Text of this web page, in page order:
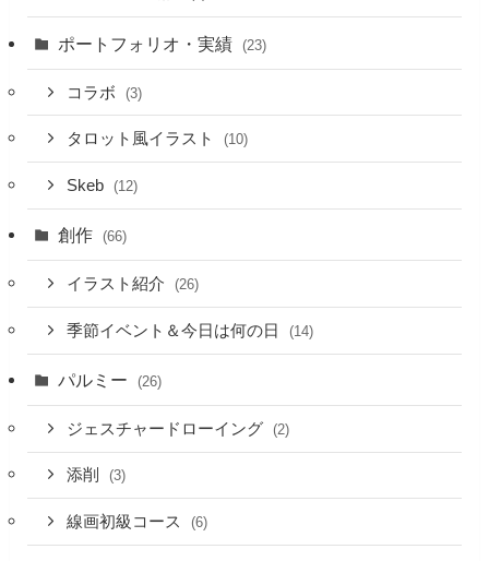
ポートフォリオ・実績 (23)
コラボ (3)
タロット風イラスト (10)
Skeb (12)
創作 (66)
イラスト紹介 (26)
季節イベント＆今日は何の日 (14)
パルミー (26)
ジェスチャードローイング (2)
添削 (3)
線画初級コース (6)